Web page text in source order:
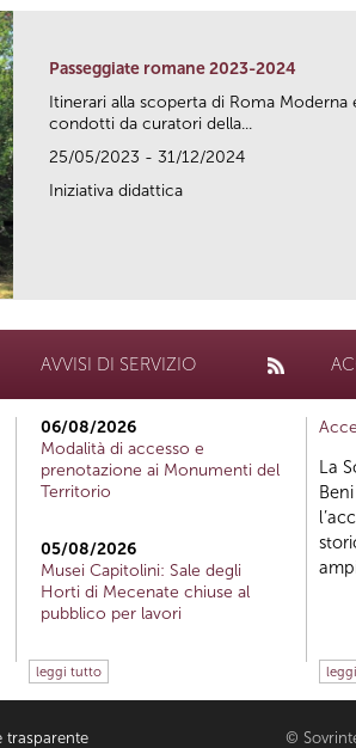
Passeggiate romane 2023-2024
Itinerari alla scoperta di Roma
condotti da curatori della...
25/05/2023 - 31/12/2024
Iniziativa didattica
AVVISI DI SERVIZIO
06/08/2026
Modalità di accesso e
prenotazione ai Monumenti del
Territorio
05/08/2026
Musei Capitolini: Sale degli
Horti di Mecenate chiuse al
pubblico per lavori
leggi tutto
La
trasparente ©